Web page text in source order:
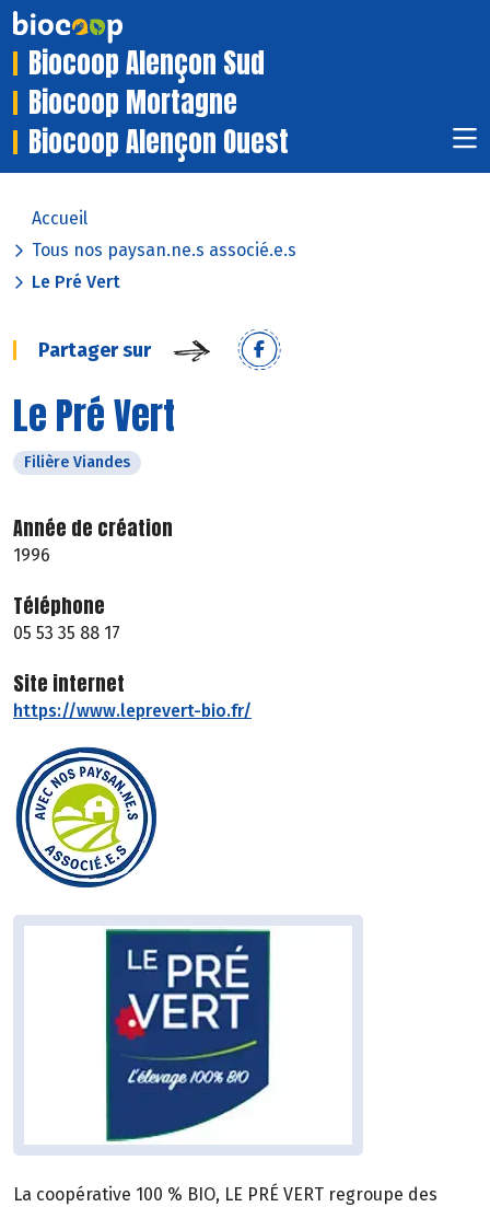
Biocoop Alençon Sud
Biocoop Mortagne
Biocoop Alençon Ouest
Accueil
Tous nos paysan.ne.s associé.e.s
Le Pré Vert
Partager sur
Le Pré Vert
Filière Viandes
Année de création
1996
Téléphone
05 53 35 88 17
Site internet
https://www.leprevert-bio.fr/
La coopérative 100 % BIO, LE PRÉ VERT regroupe des